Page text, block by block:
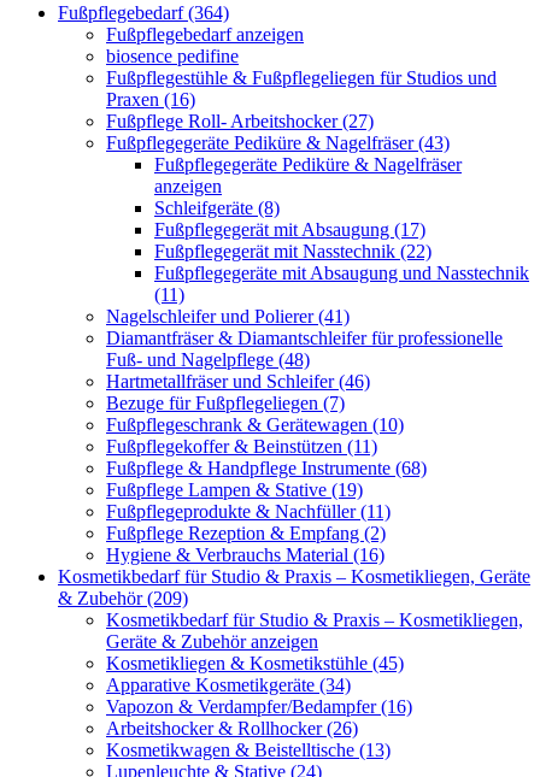
Fußpflegebedarf (364)
Fußpflegebedarf anzeigen
biosence pedifine
Fußpflegestühle & Fußpflegeliegen für Studios und
Praxen (16)
Fußpflege Roll- Arbeitshocker (27)
Fußpflegegeräte Pediküre & Nagelfräser (43)
Fußpflegegeräte Pediküre & Nagelfräser
anzeigen
Schleifgeräte (8)
Fußpflegegerät mit Absaugung (17)
Fußpflegegerät mit Nasstechnik (22)
Fußpflegegeräte mit Absaugung und Nasstechnik
(11)
Nagelschleifer und Polierer (41)
Diamantfräser & Diamantschleifer für professionelle
Fuß- und Nagelpflege (48)
Hartmetallfräser und Schleifer (46)
Bezuge für Fußpflegeliegen (7)
Fußpflegeschrank & Gerätewagen (10)
Fußpflegekoffer & Beinstützen (11)
Fußpflege & Handpflege Instrumente (68)
Fußpflege Lampen & Stative (19)
Fußpflegeprodukte & Nachfüller (11)
Fußpflege Rezeption & Empfang (2)
Hygiene & Verbrauchs Material (16)
Kosmetikbedarf für Studio & Praxis – Kosmetikliegen, Geräte
& Zubehör (209)
Kosmetikbedarf für Studio & Praxis – Kosmetikliegen,
Geräte & Zubehör anzeigen
Kosmetikliegen & Kosmetikstühle (45)
Apparative Kosmetikgeräte (34)
Vapozon & Verdampfer/Bedampfer (16)
Arbeitshocker & Rollhocker (26)
Kosmetikwagen & Beistelltische (13)
Lupenleuchte & Stative (24)